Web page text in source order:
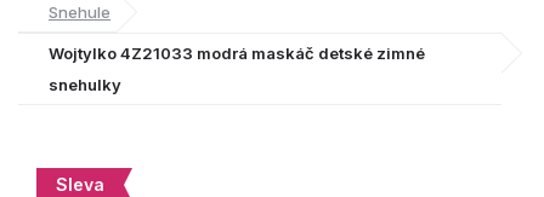
Snehule
Wojtylko 4Z21033 modrá maskáč detské zimné
snehulky
Sleva